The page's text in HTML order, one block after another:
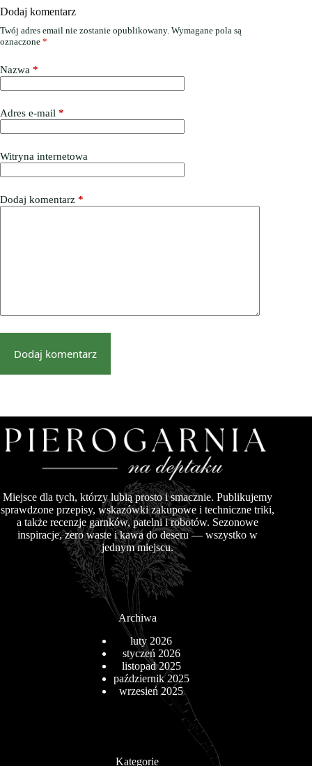
Dodaj komentarz
Twój adres email nie zostanie opublikowany. Wymagane pola są
oznaczone *
Nazwa *
Adres e-mail *
Witryna internetowa
Dodaj komentarz *
Dodaj komentarz
Miejsce dla tych, którzy lubią prosto i smacznie. Publikujemy
sprawdzone przepisy, wskazówki zakupowe i techniczne triki,
a także recenzje garnków, patelni i robotów. Sezonowe
inspiracje, zero waste i kawa do deseru — wszystko w
jednym miejscu.
Archiwa
luty 2026
styczeń 2026
listopad 2025
październik 2025
wrzesień 2025
Kategorie